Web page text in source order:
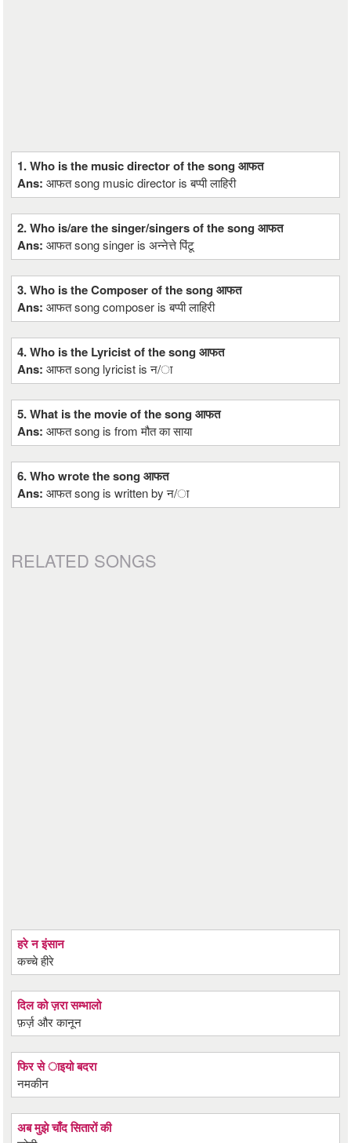
1. Who is the music director of the song आफत
Ans:आफत song music director is बप्पी लाहिरी
2. Who is/are the singer/singers of the song आफत
Ans:आफत song singer is अन्नेत्ते पिंटू
3. Who is the Composer of the song आफत
Ans:आफत song composer is बप्पी लाहिरी
4. Who is the Lyricist of the song आफत
Ans:आफत song lyricist is न/ा
5. What is the movie of the song आफत
Ans:आफत song is from मौत का साया
6. Who wrote the song आफत
Ans:आफत song is written by न/ा
RELATED SONGS
हरे न इंसान
कच्चे हीरे
दिल को ज़रा सम्भालो
फ़र्ज़ और कानून
फिर से ाइयो बदरा
नमकीन
अब मुझे चाँद सितारों की